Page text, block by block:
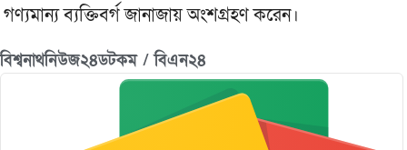
গণ্যমান্য ব্যক্তিবর্গ জানাজায় অংশগ্রহণ করেন।
বিশ্বনাথনিউজ২৪ডটকম / বিএন২৪